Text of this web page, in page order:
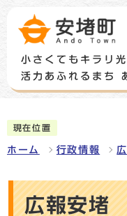
現在位置
ホーム 行政情報
広報安堵